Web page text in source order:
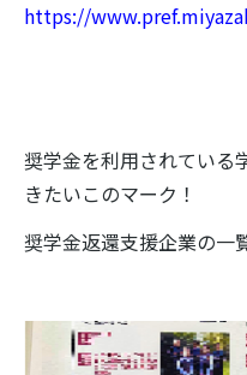
https://
奨学金を利用されている
きたいこのマーク！
奨学金返還支援企業の一